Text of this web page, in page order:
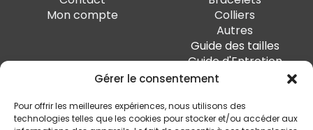
Gérer le consentement
Pour offrir les meilleures expériences, nous utilisons des
technologies telles que les cookies pour stocker et/ou accéder aux
Mon compte
Colliers
Autres
Guide des tailles
Guide d'Entretien